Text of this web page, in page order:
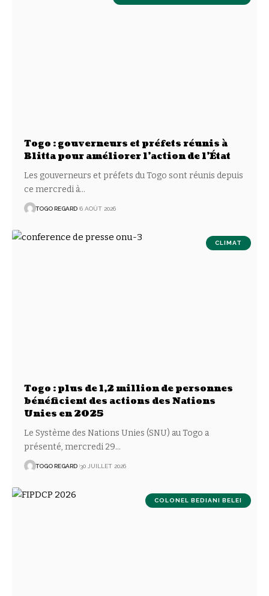
Togo : gouverneurs et préfets réunis à
Blitta pour améliorer l’action de l’État
Les gouverneurs et préfets du Togo sont réunis depuis
ce mercredi à…
TOGO REGARD 6 AOÛT 2026
CLIMAT
Togo : plus de 1,2 million de personnes
bénéficient des actions des Nations
Unies en 2025
Le Système des Nations Unies (SNU) au Togo a
présenté, mercredi 29…
TOGO REGARD 30 JUILLET 2026
COLONEL BEDIANI BELEI